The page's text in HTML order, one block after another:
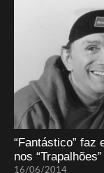
“Fantástico” faz
nos “Trapalhões”
16/06/2014